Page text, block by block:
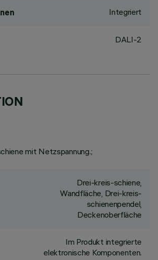
Integriert
DALI-2
mit Netzspannung.;
Drei-kreis-schiene,
Wandfläche, Drei-kreis-
schienenpendel,
Deckenoberfläche
Im Produkt integrierte
elektronische Komponenten.